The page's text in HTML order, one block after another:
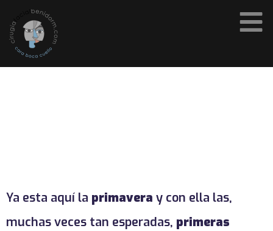
Ya esta aquí la primavera y con ella las,
muchas veces tan esperadas, primeras